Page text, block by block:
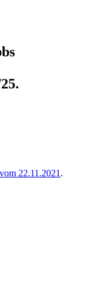
22.11.2021 .